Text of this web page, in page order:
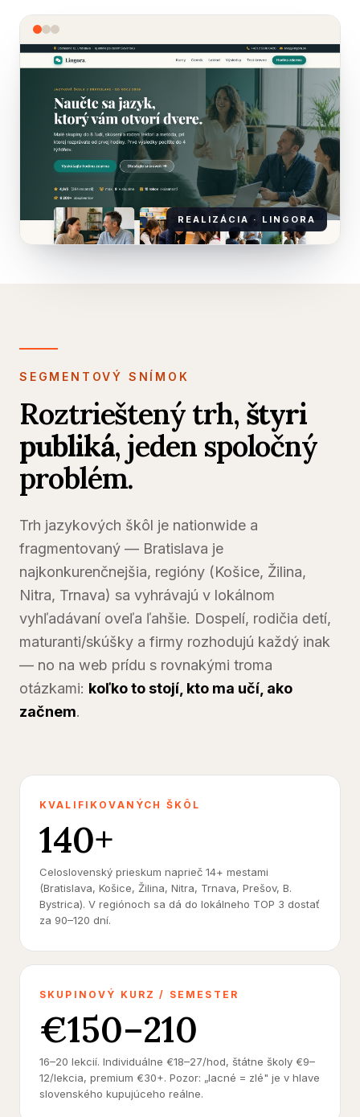
REALIZÁCIA · LINGORA
SEGMENTOVÝ SNÍMOK
Roztrieštený trh, štyri
publiká, jeden spoločný
problém.
Trh jazykových škôl je nationwide a
fragmentovaný — Bratislava je
najkonkurenčnejšia, regióny (Košice, Žilina,
Nitra, Trnava) sa vyhrávajú v lokálnom
vyhľadávaní oveľa ľahšie. Dospelí, rodičia detí,
maturanti/skúšky a firmy rozhodujú každý inak
— no na web prídu s rovnakými troma
otázkami: koľko to stojí, kto ma učí, ako
začnem.
KVALIFIKOVANÝCH ŠKÔL
140+
Celoslovenský prieskum naprieč 14+ mestami
(Bratislava, Košice, Žilina, Nitra, Trnava, Prešov, B.
Bystrica). V regiónoch sa dá do lokálneho TOP 3 dostať
za 90–120 dní.
SKUPINOVÝ KURZ / SEMESTER
€150–210
16–20 lekcií. Individuálne €18–27/hod, štátne školy €9–
12/lekcia, premium €30+. Pozor: „lacné = zlé" je v hlave
slovenského kupujúceho reálne.